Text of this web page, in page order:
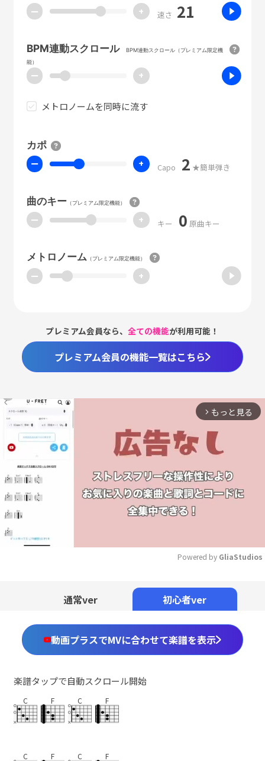
ー + 速さ 21
BPM連動スクロール
BPM連動スクロール（プレミアム限定機
能）
ー +
メトロノームを同時に流す
カポ
ー + Capo 2 ★簡単弾き
曲のキー（プレミアム限定機能）
ー + キー 0 原曲キー
メトロノーム（プレミアム限定機能）
ー +
プレミアム会員なら、全ての機能が利用可能！
プレミアム会員の機能一覧はこちら
arrow_forward_ios もっと見る
Powered by GliaStudios
通常ver 初心者ver
動画プラスでMVに合わせて楽譜を表示
楽譜タップで自動スクロール開始
C F C F
C F C F